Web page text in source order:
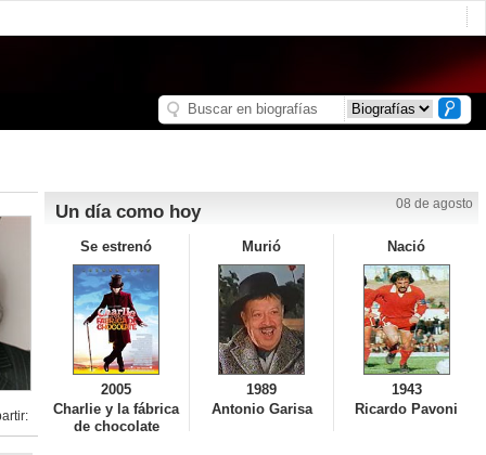
Un día como hoy 08 de agosto
Se estrenó
2005
Charlie y la fábrica
de chocolate
Murió
1989
Antonio Garisa
Nació
1943
Ricardo Pavoni